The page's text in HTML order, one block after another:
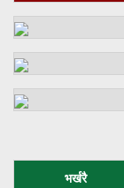
भर्खरै